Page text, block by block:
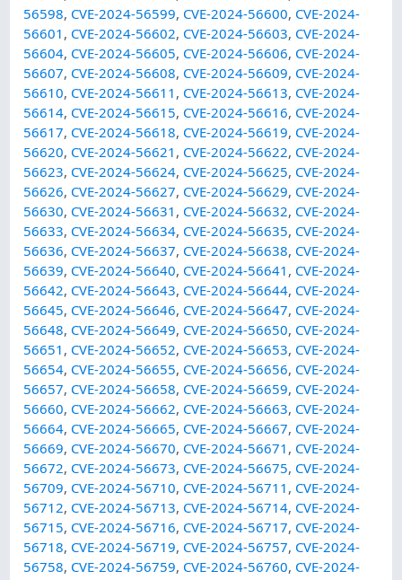
56598, CVE-2024-56599, CVE-2024-56600, CVE-2024-
56601 , CVE-2024-56602, CVE-2024-56603, CVE-2024-
56604, CVE-2024-56605, CVE-2024-56606, CVE-2024-
56607, CVE-2024-56608, CVE-2024-56609, CVE-2024-
56610, CVE-2024-56611 , CVE-2024-56613, CVE-2024-
56614, CVE-2024-56615, CVE-2024-56616, CVE-2024-
56617, CVE-2024-56618, CVE-2024-56619, CVE-2024-
56620, CVE-2024-56621 , CVE-2024-56622, CVE-2024-
56623, CVE-2024-56624, CVE-2024-56625, CVE-2024-
56626, CVE-2024-56627, CVE-2024-56629, CVE-2024-
56630, CVE-2024-56631 , CVE-2024-56632, CVE-2024-
56633, CVE-2024-56634, CVE-2024-56635, CVE-2024-
56636, CVE-2024-56637, CVE-2024-56638, CVE-2024-
56639, CVE-2024-56640, CVE-2024-56641 , CVE-2024-
56642, CVE-2024-56643, CVE-2024-56644, CVE-2024-
56645, CVE-2024-56646, CVE-2024-56647, CVE-2024-
56648, CVE-2024-56649, CVE-2024-56650, CVE-2024-
56651 , CVE-2024-56652, CVE-2024-56653, CVE-2024-
56654, CVE-2024-56655, CVE-2024-56656, CVE-2024-
56657, CVE-2024-56658, CVE-2024-56659, CVE-2024-
56660, CVE-2024-56662, CVE-2024-56663, CVE-2024-
56664, CVE-2024-56665, CVE-2024-56667, CVE-2024-
56669, CVE-2024-56670, CVE-2024-56671 , CVE-2024-
56672, CVE-2024-56673, CVE-2024-56675, CVE-2024-
56709, CVE-2024-56710, CVE-2024-56711 , CVE-2024-
56712, CVE-2024-56713, CVE-2024-56714, CVE-2024-
56715, CVE-2024-56716, CVE-2024-56717, CVE-2024-
56718, CVE-2024-56719, CVE-2024-56757, CVE-2024-
56758, CVE-2024-56759, CVE-2024-56760, CVE-2024-